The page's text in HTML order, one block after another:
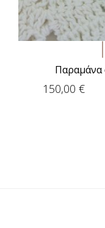
Παραμάνα
150,00 €